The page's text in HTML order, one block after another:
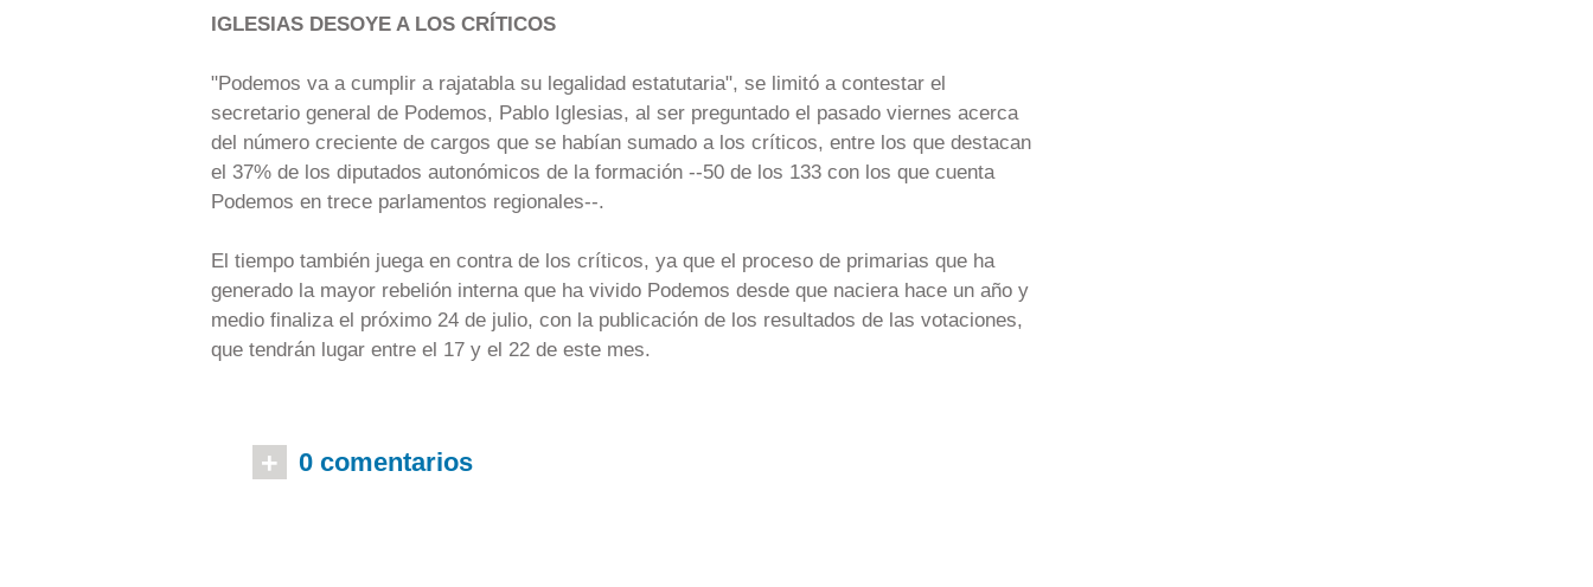
IGLESIAS DESOYE A LOS CRÍTICOS
"Podemos va a cumplir a rajatabla su legalidad estatutaria", se limitó a contestar el
secretario general de Podemos, Pablo Iglesias, al ser preguntado el pasado viernes acerca
del número creciente de cargos que se habían sumado a los críticos, entre los que destacan
el 37% de los diputados autonómicos de la formación --50 de los 133 con los que cuenta
Podemos en trece parlamentos regionales--.
El tiempo también juega en contra de los críticos, ya que el proceso de primarias que ha
generado la mayor rebelión interna que ha vivido Podemos desde que naciera hace un año y
medio finaliza el próximo 24 de julio, con la publicación de los resultados de las votaciones,
que tendrán lugar entre el 17 y el 22 de este mes.
+ 0 comentarios